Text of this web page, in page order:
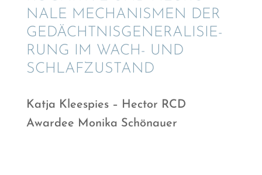
NALE MECHA­NIS­MEN DER
GEDÄCHT­NIS­GE­NE­RA­LI­SIE­
RUNG IM WACH- UND
SCHLAFZUSTAND
Katja Kleespies – Hector RCD
Awardee Monika Schönauer